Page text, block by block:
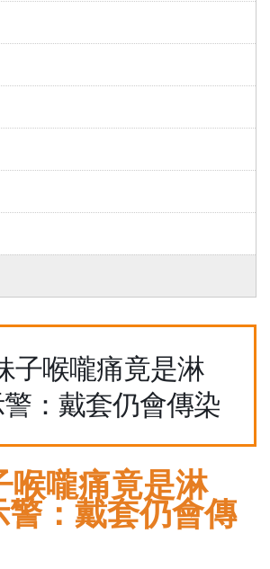
子喉嚨痛竟是淋
：戴套仍會傳染
喉嚨痛竟是淋
警：戴套仍會傳